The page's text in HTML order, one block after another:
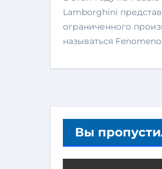
Lamborghini
ограниченного
называться
Вы